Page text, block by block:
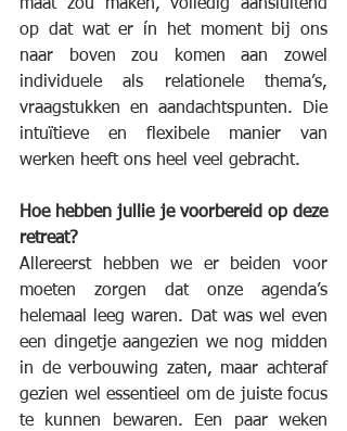
maat zou maken, volledig aansluitend
op dat wat er ín het moment bij ons
naar boven zou komen aan zowel
individuele als relationele thema’s,
vraagstukken en aandachtspunten. Die
intuïtieve en flexibele manier van
werken heeft ons heel veel gebracht.
Hoe hebben jullie je voorbereid op deze
retreat?
Allereerst hebben we er beiden voor
moeten zorgen dat onze agenda’s
helemaal leeg waren. Dat was wel even
een dingetje aangezien we nog midden
in de verbouwing zaten, maar achteraf
gezien wel essentieel om de juiste focus
te kunnen bewaren. Een paar weken